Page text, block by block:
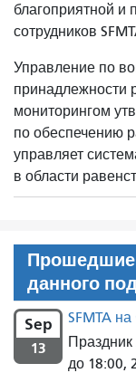
благоприятной
сотрудников
Управление по
принадлежности
мониторингом
по обеспечению
управляет
в области
Прошедшие
данного
Sep
13
SFMTA
Праздник
до 18:00,